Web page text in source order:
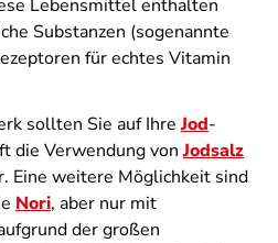
Lebensmittel enthalten
Substanzen (sogenannte
für echtes Vitamin
sollten Sie auf IhreJod-
die Verwendung vonJodsalz
Eine weitere Möglichkeit sind
Nori, aber nur mit
der großen